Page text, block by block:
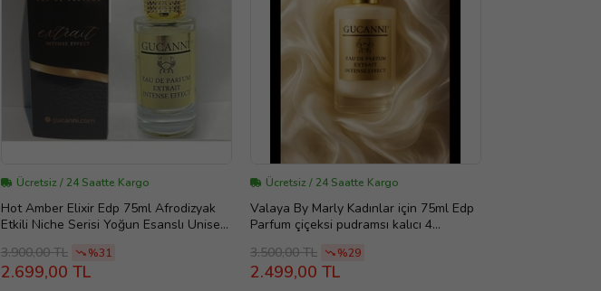
Ücretsiz / 24 Saatte Kargo
Hot Amber Elixir Edp 75ml Afrodizyak
Etkili Niche Serisi Yoğun Esanslı Unisex
3.900,00 TL %31
2.699,00 TL
Ücretsiz / 24 Saatte Kargo
Valaya By Marly Kadınlar için 75ml Edp
Parfum çiçeksi pudramsı kalıcı 4
3.500,00 TL %29
2.499,00 TL